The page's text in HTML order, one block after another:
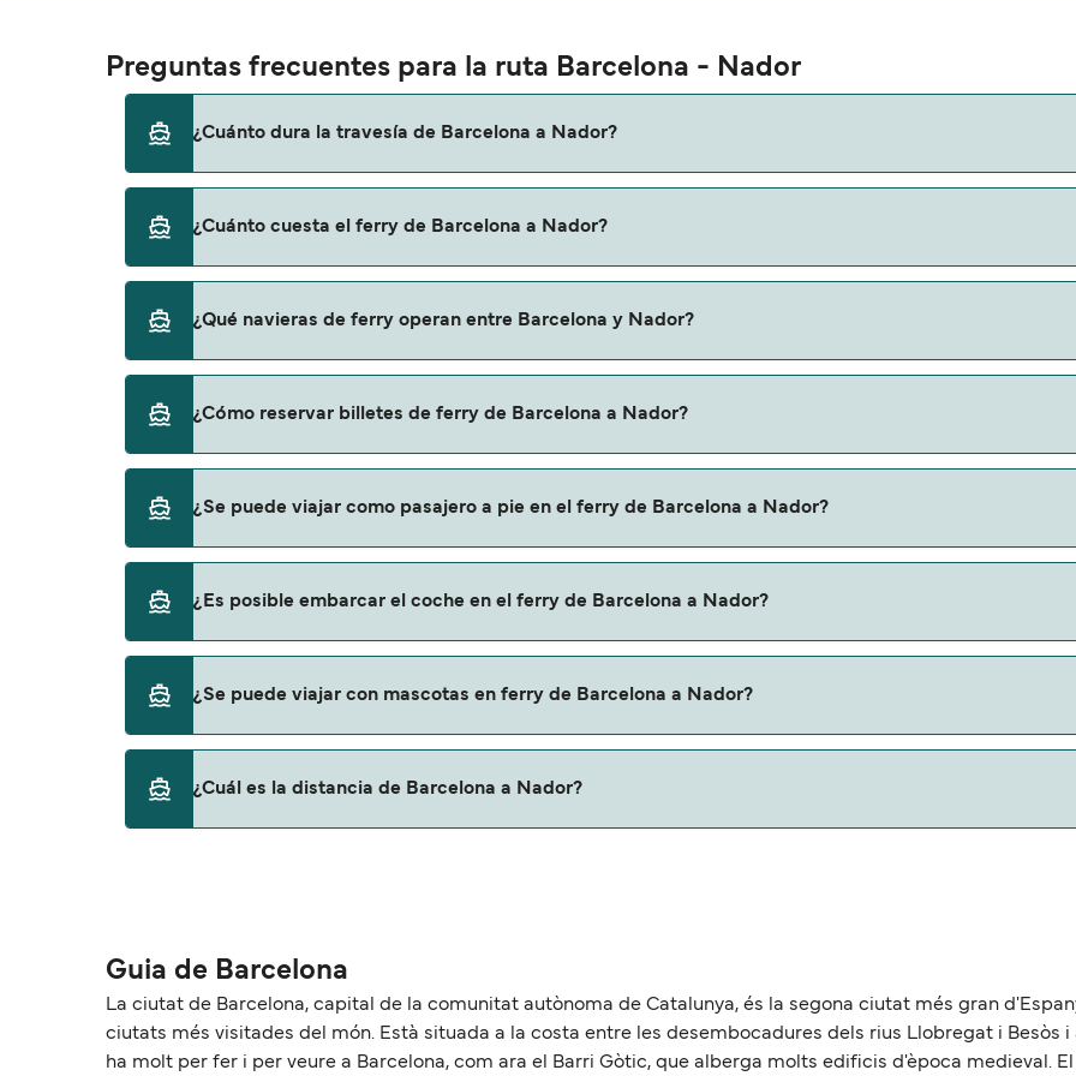
Preguntas frecuentes para la ruta Barcelona - Nador
¿Cuánto dura la travesía de Barcelona a Nador?
otra, por lo que te recomendamos que verifiques online la información más actualizada.
¿Cuánto cuesta el ferry de Barcelona a Nador?
no incluye los gastos de reserva.
¿Qué navieras de ferry operan entre Barcelona y Nador?
¿Cómo reservar billetes de ferry de Barcelona a Nador?
ofertas para descrubrir las últimas promociones y descuentos de las compañías navieras.
¿Se puede viajar como pasajero a pie en el ferry de Barcelona a Nador?
¿Es posible embarcar el coche en el ferry de Barcelona a Nador?
¿Se puede viajar con mascotas en ferry de Barcelona a Nador?
con mascotas con:
¿Cuál es la distancia de Barcelona a Nador?
Guia de Barcelona
La ciutat de Barcelona, capital de la comunitat autònoma de Catalunya, és la segona ciutat més gran
ciutats més visitades del món. Està situada a la costa entre les desembocadures dels rius Llobregat i Besòs
ha molt per fer i per veure a Barcelona, com ara el Barri Gòtic, que alberga molts edificis d'època medieval.